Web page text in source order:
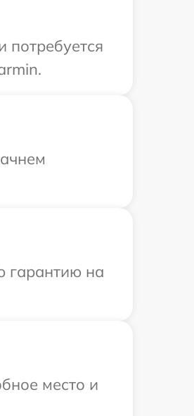
потребуется
гарантию на
место и